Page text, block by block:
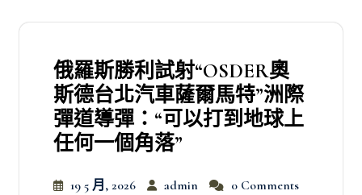
俄羅斯勝利試射“OSDER奧
斯德台北汽車薩爾馬特”洲際
彈道導彈：“可以打到地球上
任何一個角落”
19 5 月, 2026 admin
0 Comments